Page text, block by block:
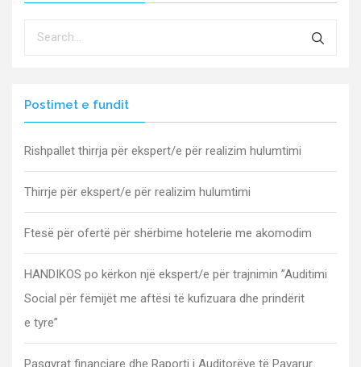
Postimet e fundit
Rishpallet thirrja për ekspert/e për realizim hulumtimi
Thirrje për ekspert/e për realizim hulumtimi
Ftesë për ofertë për shërbime hotelerie me akomodim
HANDIKOS po kërkon një ekspert/e për trajnimin ”Auditimi
Social për fëmijët me aftësi të kufizuara dhe prindërit
e tyre”
Pasqyrat financiare dhe Raporti i Auditorëve të Pavarur